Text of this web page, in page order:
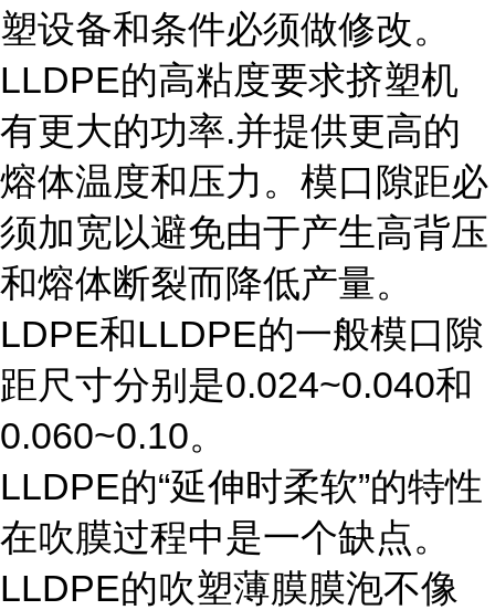
塑设备和条件必须做修改。
LLDPE的高粘度要求挤塑机
有更大的功率.并提供更高的
熔体温度和压力。模口隙距必
须加宽以避免由于产生高背压
和熔体断裂而降低产量。
LDPE和LLDPE的一般模口隙
距尺寸分别是0.024~0.040和
0.060~0.10。
LLDPE的“延伸时柔软”的特性
在吹膜过程中是一个缺点。
LLDPE的吹塑薄膜膜泡不像